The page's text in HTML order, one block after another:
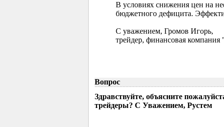
В условиях снижения цен на
бюджетного дефицита.
С уважением, Громов Игорь,
трейдер, финансовая
Вопрос
Здравствуйте, объясните
трейдеры? С Уважением, Рустем